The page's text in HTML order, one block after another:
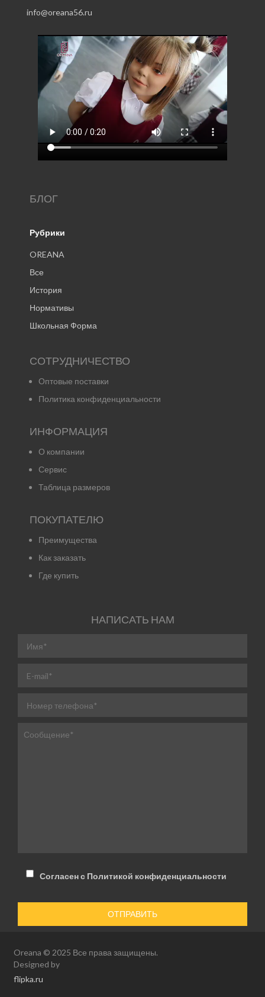
info@oreana56.ru
БЛОГ
Рубрики
OREANA
Все
История
Нормативы
Школьная Форма
СОТРУДНИЧЕСТВО
Оптовые поставки
Политика конфиденциальности
ИНФОРМАЦИЯ
О компании
Сервис
Таблица размеров
ПОКУПАТЕЛЮ
Преимущества
Как заказать
Где купить
НАПИСАТЬ НАМ
Согласен с Политикой конфиденциальности
Oreana © 2025 Все права защищены.
Designed by
flipka.ru